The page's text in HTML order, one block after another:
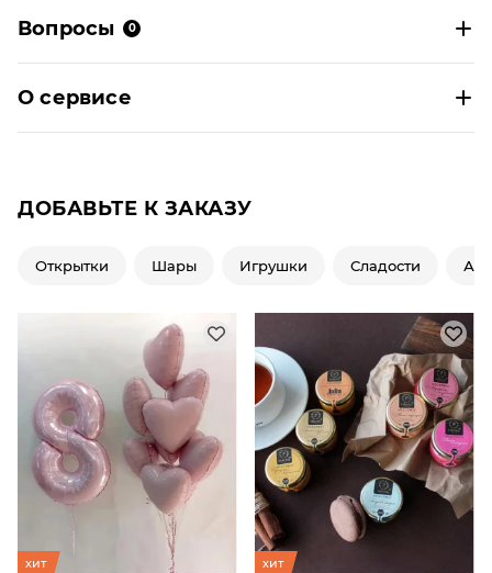
Вопросы 0
О сервисе
ДОБАВЬТЕ К ЗАКАЗУ
Открытки Шары Игрушки Сладости
хит хит